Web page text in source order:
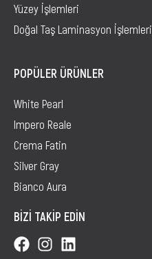
Yüzey İşlemleri
Doğal Taş Laminasyon İşlemleri
POPÜLER ÜRÜNLER
White Pearl
Impero Reale
Crema Fatin
Silver Gray
Bianco Aura
BİZİ TAKİP EDİN